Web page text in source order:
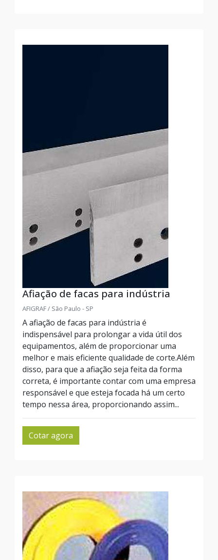
Afiação de facas para indústria
AFIGRAF / São Paulo - SP
A afiação de facas para indústria é
indispensável para prolongar a vida útil dos
equipamentos, além de proporcionar uma
melhor e mais eficiente qualidade de corte.Além
disso, para que a afiação seja feita da forma
correta, é importante contar com uma empresa
responsável e que esteja focada há um certo
tempo nessa área, proporcionando assim...
Cotar agora